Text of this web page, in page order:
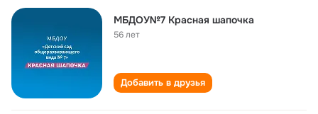
МБДОУ№7 Красная шапочка
56 лет
Добавить в друзья